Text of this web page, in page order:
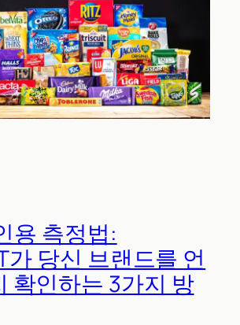
용 측정법:
가 당신 브랜드를 언
확인하는 3가지 방